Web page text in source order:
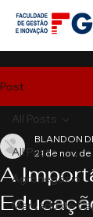
Post
All Posts
Agronegócio
Mercado de
All Posts
A
BLANDON
21 de nov.